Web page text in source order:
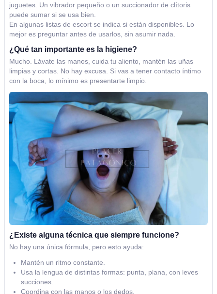
juguetes. Un vibrador pequeño o un succionador de clítoris
puede sumar si se usa bien.
En algunas listas de escort se indica si están disponibles. Lo
mejor es preguntar antes de usarlos, sin asumir nada.
¿Qué tan importante es la higiene?
Mucho. Lávate las manos, cuida tu aliento, mantén las uñas
limpias y cortas. No hay excusa. Si vas a tener contacto íntimo
con la boca, lo mínimo es presentarte limpio.
¿Existe alguna técnica que siempre funcione?
No hay una única fórmula, pero esto ayuda:
Mantén un ritmo constante.
Usa la lengua de distintas formas: punta, plana, con leves
succiones.
Coordina con las manos o los dedos.